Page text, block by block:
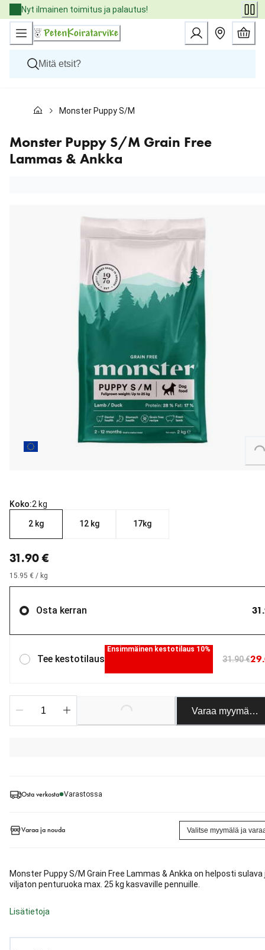
Skip
to
Content
Nyt ilmainen toimitus ja palautus!
Kissat
Eläinlääkäriruoat
Tuotemerkit
Uutuudet
Monster Puppy S/M Grain Free Lammas & Ankka
Monster Puppy S/M Grain Free
Lammas & Ankka
Loading...
Osta verkosta Varastossa
Varaa ja nouda Valitse myymälä ja
Monster Puppy S/M Grain Free Lammas & Ankka on helposti sulava
viljaton penturuoka max. 25 kg kasvaville pennuille.
Lisätietoja
Koko:2 kg
2 kg 12 kg 17kg
31.90 €
15.95 € / kg
Osta kerran
Tee kestotilaus
Ensimmäinen kestotilaus 10%
31.90 €
Loading... Varaa